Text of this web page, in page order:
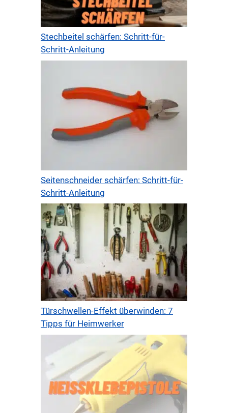
Stechbeitel schärfen: Schritt-für-
Schritt-Anleitung
Seitenschneider schärfen: Schritt-für-
Schritt-Anleitung
Türschwellen-Effekt überwinden: 7
Tipps für Heimwerker